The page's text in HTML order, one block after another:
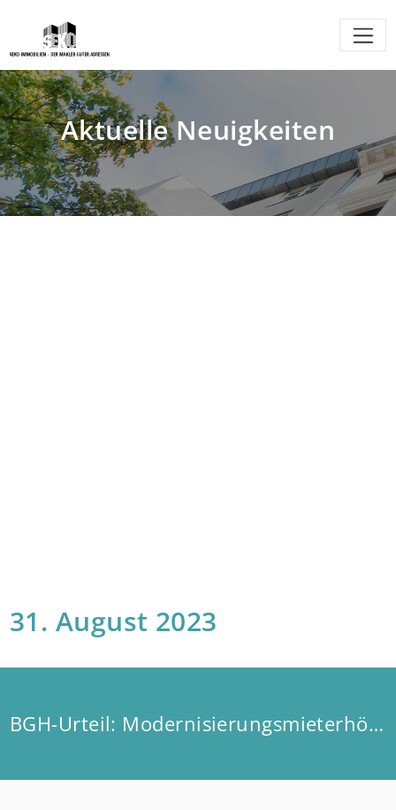
Aktuelle Neuigkeiten
31. August 2023
BGH-Urteil: Modernisierungsmieterhöhung formell unwirksam